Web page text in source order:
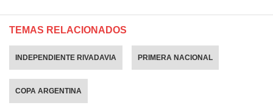
TEMAS RELACIONADOS
INDEPENDIENTE RIVADAVIA PRIMERA NACIONAL
COPA ARGENTINA